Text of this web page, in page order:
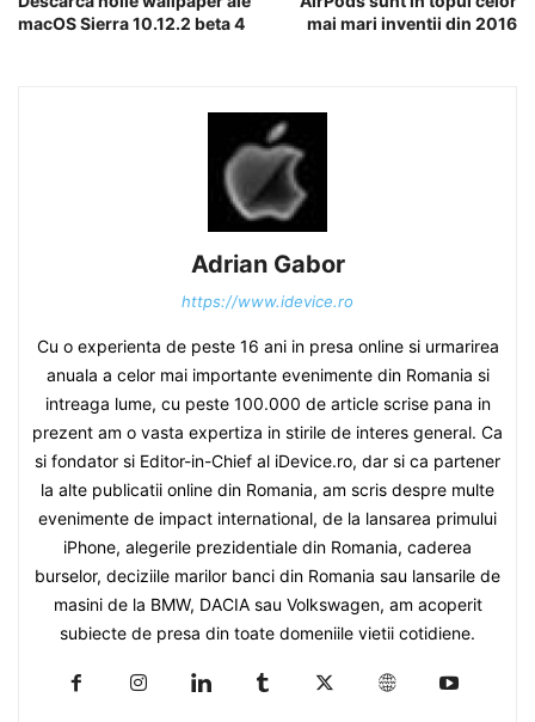
macOS Sierra 10.12.2 beta 4
mai mari inventii din 2016
Adrian Gabor
https://www.idevice.ro
Cu o experienta de peste 16 ani in presa online si urmarirea
anuala a celor mai importante evenimente din Romania si
intreaga lume, cu peste 100.000 de article scrise pana in
prezent am o vasta expertiza in stirile de interes general. Ca
si fondator si Editor-in-Chief al iDevice.ro, dar si ca partener
la alte publicatii online din Romania, am scris despre multe
evenimente de impact international, de la lansarea primului
iPhone, alegerile prezidentiale din Romania, caderea
burselor, deciziile marilor banci din Romania sau lansarile de
masini de la BMW, DACIA sau Volkswagen, am acoperit
subiecte de presa din toate domeniile vietii cotidiene.